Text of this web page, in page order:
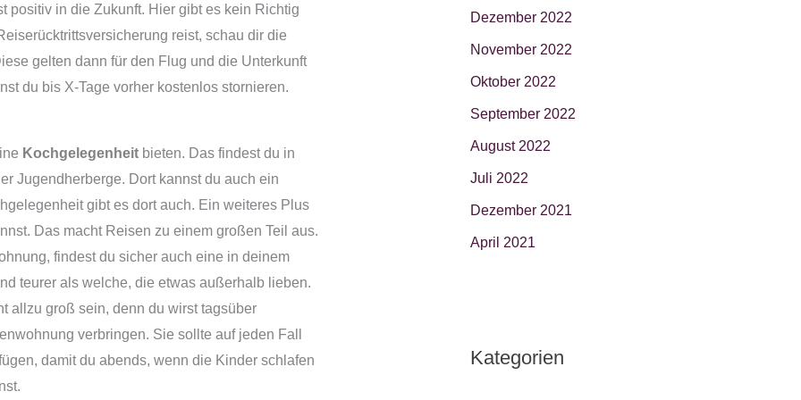
positiv in die Zukunft. Hier gibt es kein Richtig
reist, schau dir die
gelten dann für den Flug und die Unterkunft
du bis X-Tage vorher kostenlos stornieren.
Kochgelegenheitbieten. Das findest du in
Jugendherberge. Dort kannst du auch ein
gibt es dort auch. Ein weiteres Plus
Das macht Reisen zu einem großen Teil aus.
findest du sicher auch eine in deinem
teurer als welche, die etwas außerhalb lieben.
allzu groß sein, denn du wirst tagsüber
verbringen. Sie sollte auf jeden Fall
damit du abends, wenn die Kinder schlafen
Dezember 2022
November 2022
Oktober 2022
September 2022
August 2022
Juli 2022
Dezember 2021
April 2021
Kategorien